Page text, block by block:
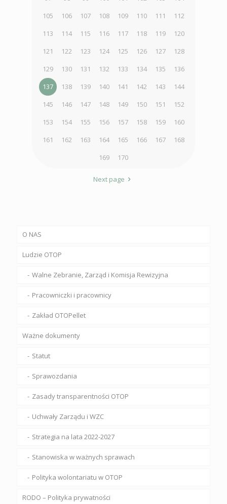
105
106 107 108 109 110 111
112
113
114 115 116 117 118 119
120
121
122 123 124 125 126 127
128
129
130 131 132 133 134 135
136
137
138 139 140 141 142 143
144
145
146 147 148 149 150 151
152
153
154 155 156 157 158 159
160
161
162 163 164 165 166 167
168
169
170
Next page
O NAS
Ludzie OTOP
Walne Zebranie, Zarząd i Komisja Rewizyjna
Pracowniczki i pracownicy
Zakład OTOPellet
Ważne dokumenty
Statut
Sprawozdania
Zasady transparentności OTOP
Uchwały Zarządu i WZC
Strategia na lata 2022-2027
Stanowiska w ważnych sprawach
Polityka wolontariatu w OTOP
RODO – Polityka prywatności